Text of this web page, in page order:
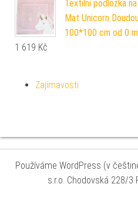
Textilní podložka
Mat Unicorn
100*100 cm od 0
1 619 Kč
Zajímavosti
Používáme WordPress (v
s.r.o. Chodovská 228/3